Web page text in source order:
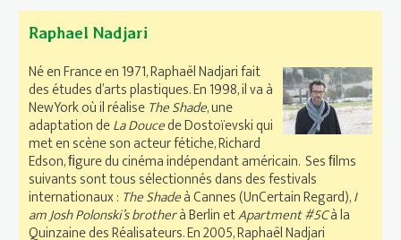
Raphael Nadjari
Né en France en 1971, Raphaël Nadjari fait
des études d’arts plastiques. En 1998, il va à
NewYork où il réaliseThe Shade, une
adaptation deLa Doucede Dostoïevski qui
met en scène son acteur fétiche, Richard
Edson, ﬁgure du cinéma indépendant américain. Ses ﬁlms
suivants sont tous sélectionnés dans des festivals
internationaux : The Shadeà Cannes (UnCertain Regard),I
am Josh Polonski’s brotherà Berlin etApartment #5Cà la
Quinzaine des Réalisateurs. En 2005, Raphaël Nadjari